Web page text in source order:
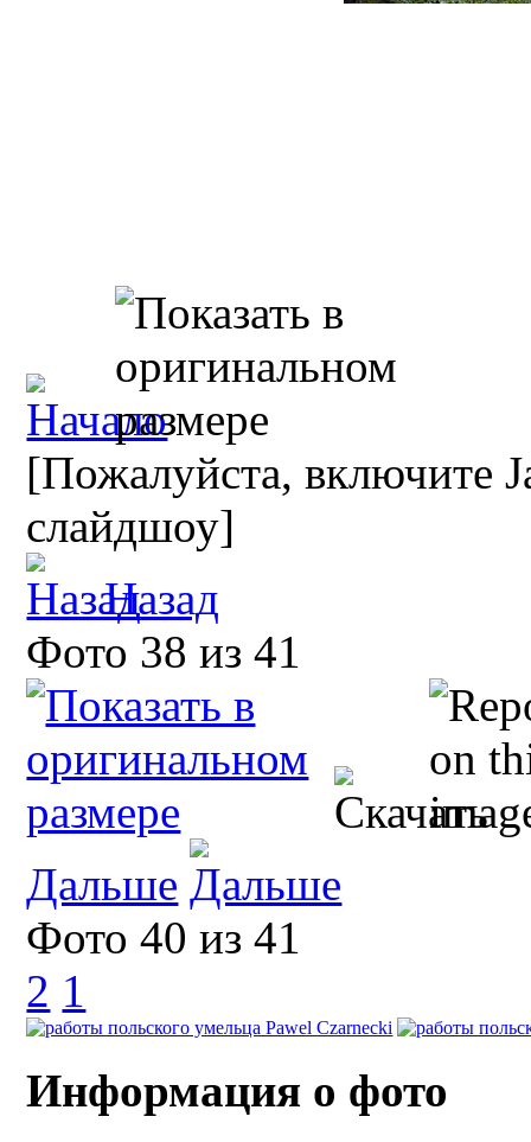
[Пожалуйста, включите
слайдшоу]
Назад
Фото 38 из 41
Дальше
Фото 40 из 41
2 1
Информация о фото